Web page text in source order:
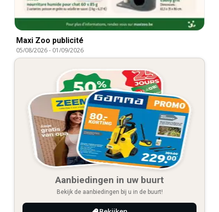
Maxi Zoo publicité
05/08/2026- 01/09/2026
Aanbiedingen in uw buurt
Bekijk de aanbiedingen bij u in de buurt!